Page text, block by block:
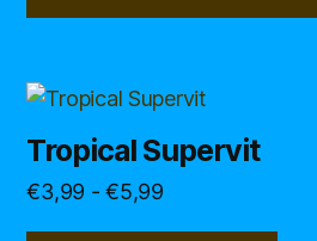
Tropical Supervit
€3,99 - €5,99Prijsklasse:
Dit
heeft
meerdere
variaties.